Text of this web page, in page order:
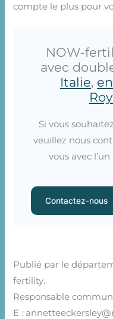
compte le plus pour
NOW-
avec
Italie,
Si vous
veuillez nous
vous avec
Contactez-nous
Publié par le
fertility.
Responsable
E :